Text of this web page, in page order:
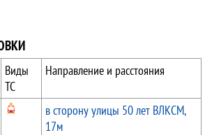
Виды
ТС
Направление и расстояния
в сторону улицы 50 лет ВЛКСМ,
17м